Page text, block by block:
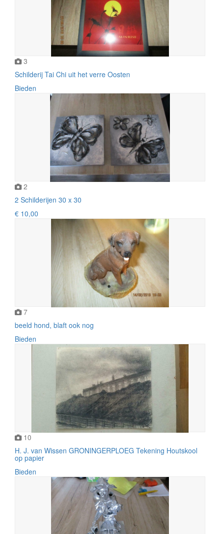
3
Schilderij Tai Chi uit het verre Oosten
Bieden
2
2 Schilderijen 30 x 30
€ 10,00
7
beeld hond, blaft ook nog
Bieden
10
H. J. van Wissen GRONINGERPLOEG Tekening Houtskool
op papier
Bieden